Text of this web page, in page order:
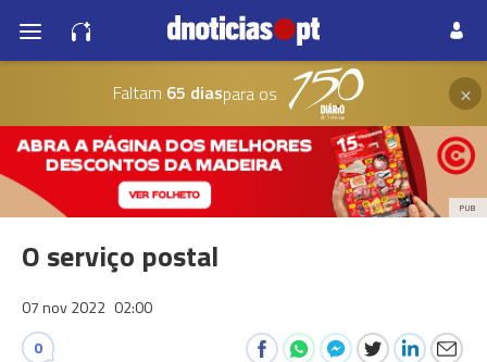
Faltam 65 diaspara os ×
PUB
O serviço postal
07 nov 2022 02:00
0